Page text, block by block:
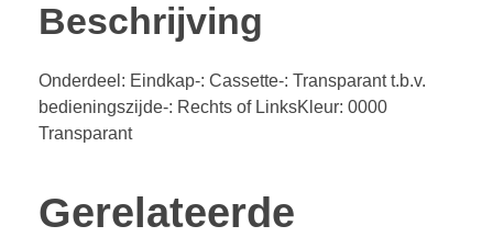
Beschrijving
Onderdeel: Eindkap-: Cassette-: Transparant t.b.v.
bedieningszijde-: Rechts of LinksKleur: 0000
Transparant
Gerelateerde